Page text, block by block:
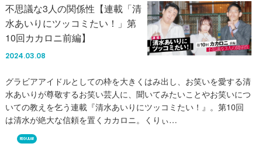
不思議な3人の関係性【連載「清
水あいりにツッコミたい！」第
10回カカロニ前編】
2024.03.08
グラビアアイドルとしての枠を大きくはみ出し、お笑いを愛する清
水あいりが尊敬するお笑い芸人に、聞いてみたいことやお笑いにつ
いての教えを乞う連載『清水あいりにツッコミたい！』。第10回
は清水が絶大な信頼を置くカカロニ。くりぃ…
REGULAR